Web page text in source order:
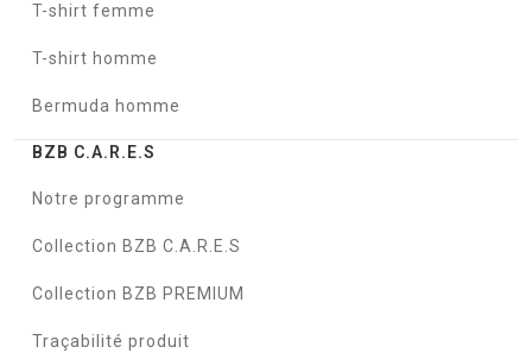
T-shirt femme
T-shirt homme
Bermuda homme
BZB C.A.R.E.S
Notre programme
Collection BZB C.A.R.E.S
Collection BZB PREMIUM
Traçabilité produit